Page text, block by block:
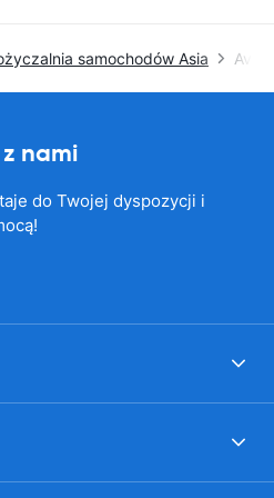
samochodów Asia Avis
nami
do Twojej dyspozycji i